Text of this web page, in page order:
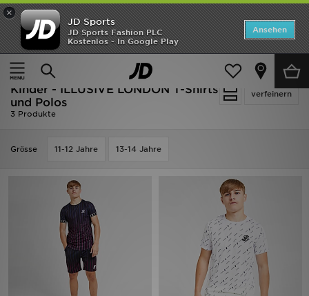
×
JD Sports
JD Sports Fashion PLC
Kostenlos - In Google Play
Ansehen
Startseite
Kinder
Kleidung Jugendliche (8-15 Jahre)
verfeinern
Kinder - ILLUSIVE LONDON T-Shirts
und Polos
3 Produkte
Grӧsse 11-12 Jahre 13-14 Jahre
Startseite
ANGEBOTE
Marken
Neuheiten
Herren
Bestsellers
JD Exklusives